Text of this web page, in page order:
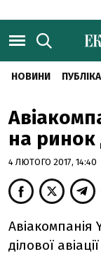
НОВИНИ
на ринок
4 ЛЮТОГО 2017, 14:40
Авіакомпанія
ділової